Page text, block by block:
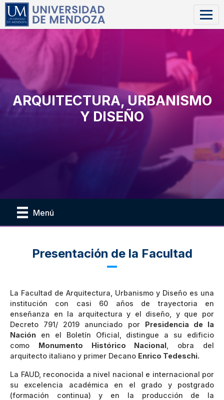
ARQUITECTURA, URBANISMO
Y DISEÑO
Menú
Presentación de la Facultad
La Facultad de Arquitectura, Urbanismo y Diseño es una
institución con casi 60 años de trayectoria en
enseñanza en la arquitectura y el diseño, y que por
Decreto 791/ 2019 anunciado por Presidencia de la
Nación en el Boletín Oficial, distingue a su edificio
como Monumento Histórico Nacional , obra del
arquitecto italiano y primer Decano Enrico Tedeschi.
La FAUD, reconocida a nivel nacional e internacional por
su excelencia académica en el grado y postgrado
(formación continua) y en la producción de la